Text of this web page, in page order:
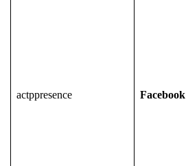
actppresence Facebook